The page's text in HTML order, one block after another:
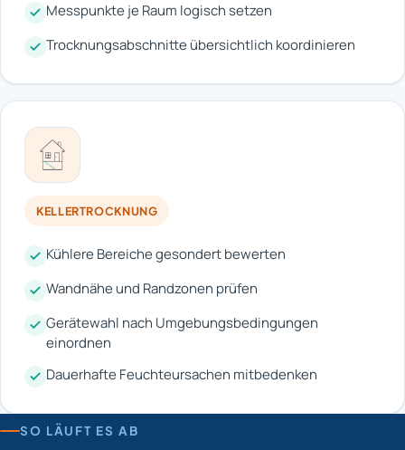
Messpunkte je Raum logisch setzen
Trocknungsabschnitte übersichtlich koordinieren
KELLERTROCKNUNG
Kühlere Bereiche gesondert bewerten
Wandnähe und Randzonen prüfen
Gerätewahl nach Umgebungsbedingungen
einordnen
Dauerhafte Feuchteursachen mitbedenken
SO LÄUFT ES AB